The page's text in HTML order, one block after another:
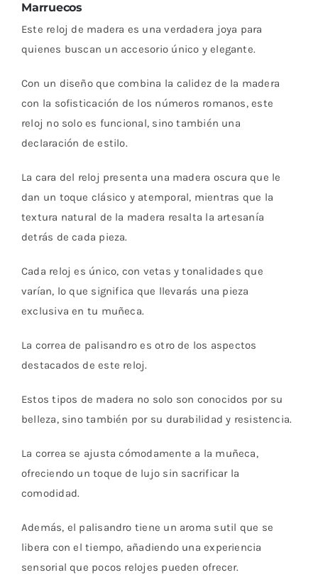
Marruecos
Este reloj de madera es una verdadera joya para
quienes buscan un accesorio único y elegante.
Con un diseño que combina la calidez de la madera
con la sofisticación de los números romanos, este
reloj no solo es funcional, sino también una
declaración de estilo.
La cara del reloj presenta una madera oscura que le
dan un toque clásico y atemporal, mientras que la
textura natural de la madera resalta la artesanía
detrás de cada pieza.
Cada reloj es único, con vetas y tonalidades que
varían, lo que significa que llevarás una pieza
exclusiva en tu muñeca.
La correa de palisandro es otro de los aspectos
destacados de este reloj.
Estos tipos de madera no solo son conocidos por su
belleza, sino también por su durabilidad y resistencia.
La correa se ajusta cómodamente a la muñeca,
ofreciendo un toque de lujo sin sacrificar la
comodidad.
Además, el palisandro tiene un aroma sutil que se
libera con el tiempo, añadiendo una experiencia
sensorial que pocos relojes pueden ofrecer.